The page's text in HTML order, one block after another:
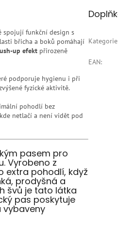
spojují funkční design s
břicha a boků pomáhají
up efekt přirozeně
podporuje hygienu i při
fyzické aktivitě.
pohodlí bez
netlačí a není vidět pod
pasem pro
Vyrobeno z
extra pohodlí, když
prodyšná a
švů je tato látka
pas poskytuje
vybaveny
Kategorie
EAN: